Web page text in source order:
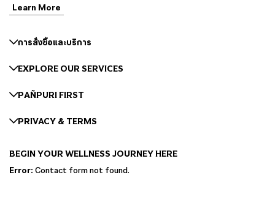
Learn More
การสั่งซื้อและบริการ
EXPLORE OUR SERVICES
PAÑPURI FIRST
PRIVACY & TERMS
BEGIN YOUR WELLNESS JOURNEY HERE
Error:Contact form not found.